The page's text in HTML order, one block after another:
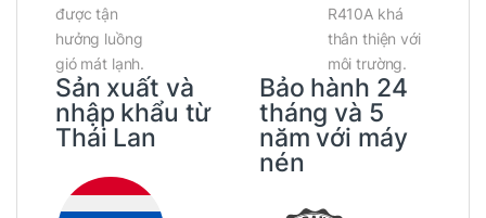
được tận
hưởng luồng
gió mát lạnh.
R410A khá
thân thiện với
môi trường.
Sản xuất và
nhập khẩu từ
Thái Lan
Bảo hành 24
tháng và 5
năm với máy
nén